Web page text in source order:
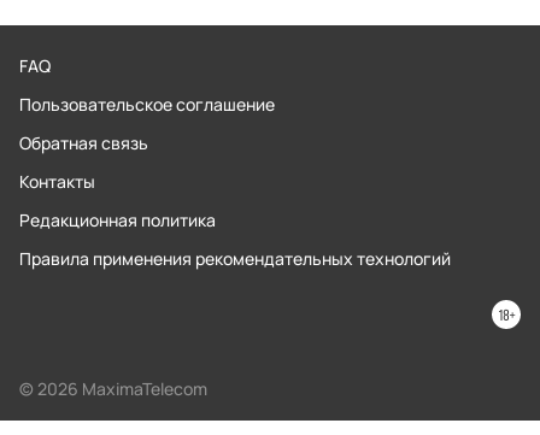
FAQ
Пользовательское соглашение
Обратная связь
Контакты
Редакционная политика
Правила применения рекомендательных технологий
© 2026 MaximaTelecom